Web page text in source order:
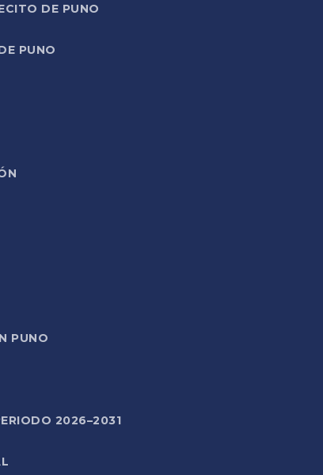
DE PUNO
PUNO
PUNO
2026–2031